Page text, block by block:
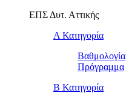
ΕΠΣ Δυτ. Αττικής
Α Κατηγορία
Βαθμολογία
Πρόγραμμα
Β Κατηγορία